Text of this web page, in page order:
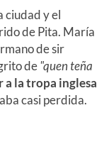
ciudad y el
de Pita. María
de sir
de"quen teña
a la tropa inglesa
casi perdida.